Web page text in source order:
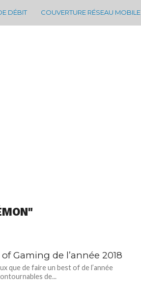
DÉBIT COUVERTURE RÉSEAU MOBILE
Gaming de l’année 2018
que de faire un best of de l’année
de...